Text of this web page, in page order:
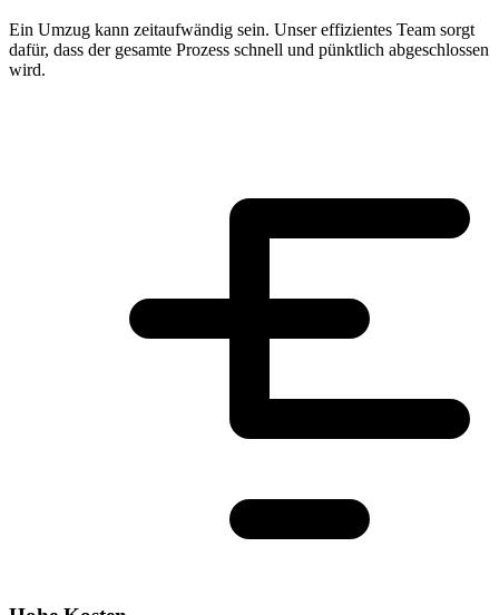
Ein Umzug kann zeitaufwändig sein. Unser effizientes Team sorgt
dafür, dass der gesamte Prozess schnell und pünktlich abgeschlossen
wird.